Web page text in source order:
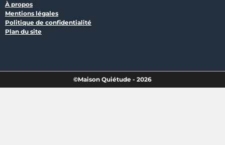
À propos
Mentions légales
Politique de confidentialité
Plan du site
©Maison Quiétude - 2026